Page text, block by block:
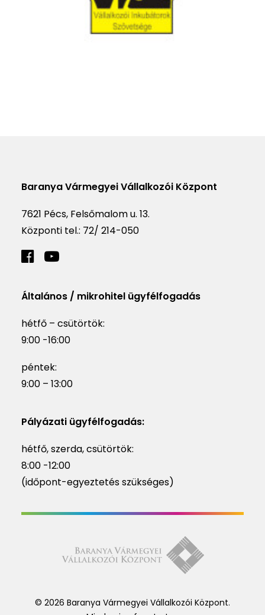
Baranya Vármegyei Vállalkozói Központ
7621 Pécs, Felsőmalom u. 13.
Központi tel.: 72/ 214-050
Általános / mikrohitel ügyfélfogadás
hétfő – csütörtök:
9:00 -16:00
péntek:
9:00 – 13:00
Pályázati ügyfélfogadás:
hétfő, szerda, csütörtök:
8:00 -12:00
(időpont-egyeztetés szükséges)
© 2026 Baranya Vármegyei Vállalkozói Központ.